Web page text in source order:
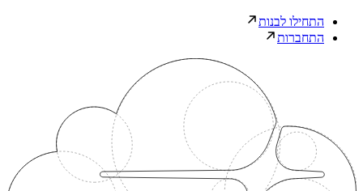
התחילו לבנות
התחברות